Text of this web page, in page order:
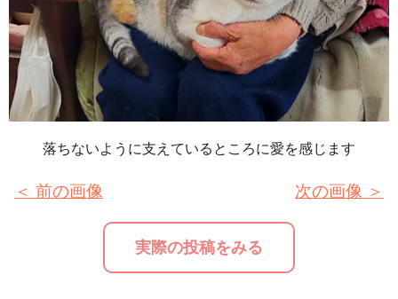
落ちないように支えているところに愛を感じます
＜ 前の画像
実際の投稿をみる
次の画像 ＞